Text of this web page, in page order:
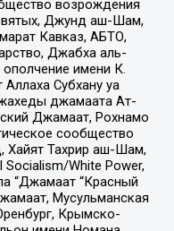
возрождения
Джунд аш-Шам,
Кавказ, АБТО,
Джабха аль-
имени К.
Субхану уа
джамаата Ат-
Джамаат, Рохнамо
сообщество
Хайят Тахрир аш-Шам,
White Power,
“Джамаат “Красный
Мусульманская
Крымско-